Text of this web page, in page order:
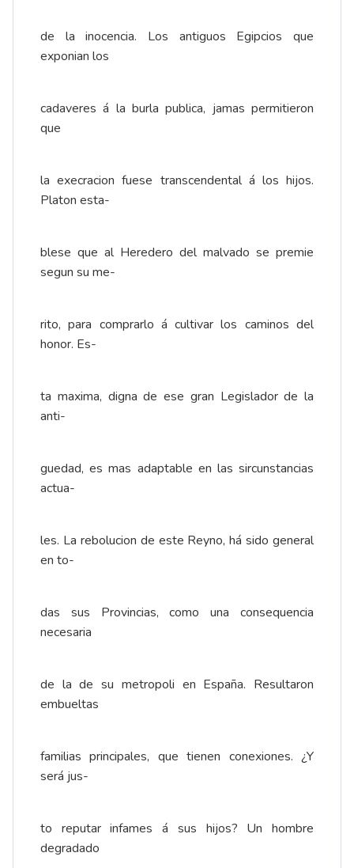
de la inocencia. Los antiguos Egipcios que
exponian los
cadaveres á la burla publica, jamas permitieron
que
la execracion fuese transcendental á los hijos.
Platon esta-
blese que al Heredero del malvado se premie
segun su me-
rito, para comprarlo á cultivar los caminos del
honor. Es-
ta maxima, digna de ese gran Legislador de la
anti-
guedad, es mas adaptable en las sircunstancias
actua-
les. La rebolucion de este Reyno, há sido general
en to-
das sus Provincias, como una consequencia
necesaria
de la de su metropoli en España. Resultaron
embueltas
familias principales, que tienen conexiones. ¿Y
será jus-
to reputar infames á sus hijos? Un hombre
degradado